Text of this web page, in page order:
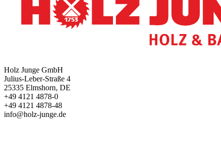
Holz Junge GmbH
Julius-Leber-Straße 4
25335 Elmshorn, DE
+49 4121 4878-0
+49 4121 4878-48
info@holz-junge.de